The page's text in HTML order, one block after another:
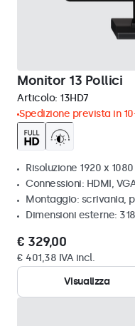
Monitor 13 Pollici
Articolo: 13HD7
Spedizione prevista in
Risoluzione 1920 x
Connessioni: HDMI,
Montaggio: scrivania,
Dimensioni esterne:
€ 329,00
€ 401,38 IVA incl.
Visualizza